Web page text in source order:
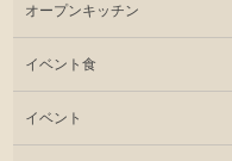
オープンキッチン
イベント食
イベント